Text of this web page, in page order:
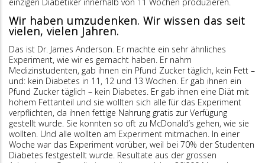
Wir haben umzudenken. Wir wissen das seit
vielen, vielen Jahren.
Das ist Dr. James Anderson. Er machte ein sehr ähnliches
Experiment, wie wir es gemacht haben. Er nahm
Medizinstudenten, gab ihnen ein Pfund Zucker täglich, kein Fett –
und: kein Diabetes in 11, 12 und 13 Wochen. Er gab ihnen ein
Pfund Zucker täglich – kein Diabetes. Er gab ihnen eine Diät mit
hohem Fettanteil und sie wollten sich alle für das Experiment
verpflichten, da ihnen fettige Nahrung gratis zur Verfügung
gestellt wurde. Sie konnten so oft zu McDonald’s gehen, wie sie
wollten. Und alle wollten am Experiment mitmachen. In einer
Woche war das Experiment vorüber, weil bei 70% der Studenten
Diabetes festgestellt wurde. Resultate aus der grossen